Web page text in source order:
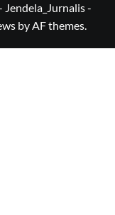
-
by AF themes.